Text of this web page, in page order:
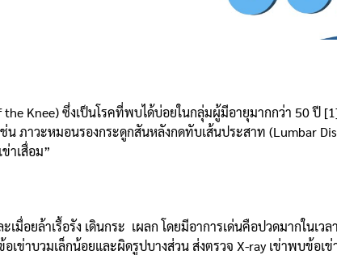
Knee) ซึ่งเป็นโรคที่พบได้บ่อยในกลุ่มผู้มีอายุมากกว่า 50 ปี
น ภาวะหมอนรองกระดูกสันหลังกดทับเส้นประสาท (Lumbar
าเสื่อม”
ยล้าเรื้อรัง เดินกระ เผลก โดยมีอาการเด่นคือปวดมากในเว
าบวมเล็กน้อยและผิดรูปบางส่วน ส่งตรวจ X-ray เข่าพบข้อเข่